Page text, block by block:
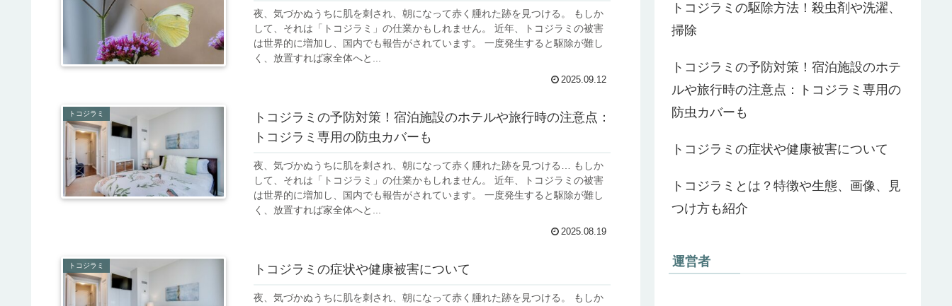
夜、気づかぬうちに肌を刺され、朝になって赤く腫れた跡を見つける。 もしか
して、それは「トコジラミ」の仕業かもしれません。 近年、トコジラミの被害
は世界的に増加し、国内でも報告がされています。 一度発生すると駆除が難し
く、放置すれば家全体へと...
2025.09.12
トコジラミ
トコジラミの予防対策！宿泊施設のホテルや旅行時の注意点：
トコジラミ専用の防虫カバーも
夜、気づかぬうちに肌を刺され、朝になって赤く腫れた跡を見つける… もしか
して、それは「トコジラミ」の仕業かもしれません。 近年、トコジラミの被害
は世界的に増加し、国内でも報告がされています。 一度発生すると駆除が難し
く、放置すれば家全体へと...
2025.08.19
トコジラミ トコジラミの症状や健康被害について
夜、気づかぬうちに肌を刺され、朝になって赤く腫れた跡を見つける。 もしか
トコジラミの駆除方法！殺虫剤や洗濯、
掃除
トコジラミの予防対策！宿泊施設のホテ
ルや旅行時の注意点：トコジラミ専用の
防虫カバーも
トコジラミの症状や健康被害について
トコジラミとは？特徴や生態、画像、見
つけ方も紹介
運営者